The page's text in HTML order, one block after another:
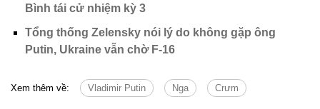
Bình tái cử nhiệm kỳ 3
Tổng thống Zelensky nói lý do không gặp ông
Putin, Ukraine vẫn chờ F-16
Xem thêm về: Vladimir Putin Nga Crưm